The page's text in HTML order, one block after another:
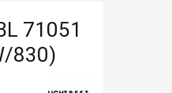
71051
830)